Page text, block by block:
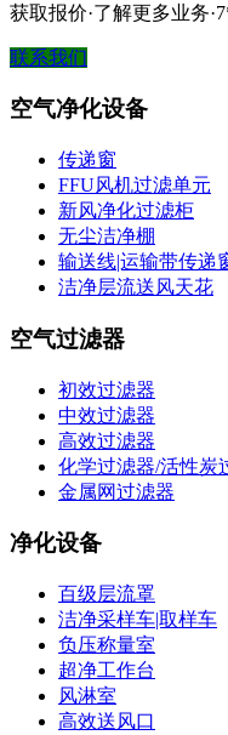
获取报价·了解更多业务
联系我们
空气净化设备
传递窗
FFU风机过滤单元
新风净化过滤柜
无尘洁净棚
输送线|运输带传递
洁净层流送风天花
空气过滤器
初效过滤器
中效过滤器
高效过滤器
化学过滤器/活性炭
金属网过滤器
净化设备
百级层流罩
洁净采样车|取样车
负压称量室
超净工作台
风淋室
高效送风口